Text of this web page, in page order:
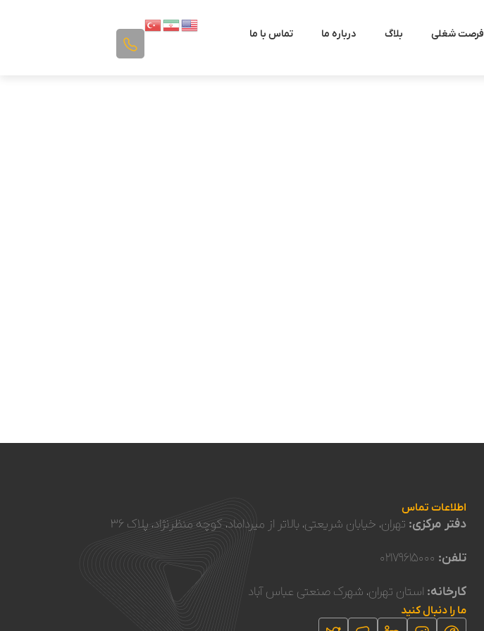
فرصت شغلی بلاگ درباره ما تماس با ما
اطلاعات تماس
دفتر مرکزی: تهران، خیابان شریعتی، بالاتر از میرداماد، کوچه منظرنژاد، پلاک ۳۶
تلفن: ۰۲۱۷۹۶۱۵۰۰۰
کارخانه: استان تهران، شهرک صنعتی عباس آباد
ما را دنبال کنید